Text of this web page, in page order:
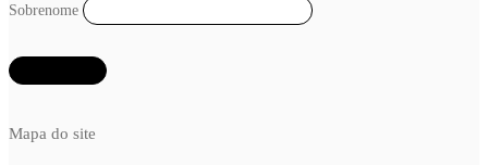
Mapa do site
Sobrenome